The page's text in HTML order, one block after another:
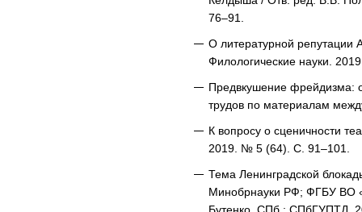
76–91.
О литературной репутации
Филологические науки.
Предвкушение фрейдизма:
трудов по материалам
К вопросу о сценичности
2019. № 5 (64). С. 91–101.
Тема Ленинградской
Минобрнауки РФ; ФГБУ ВО